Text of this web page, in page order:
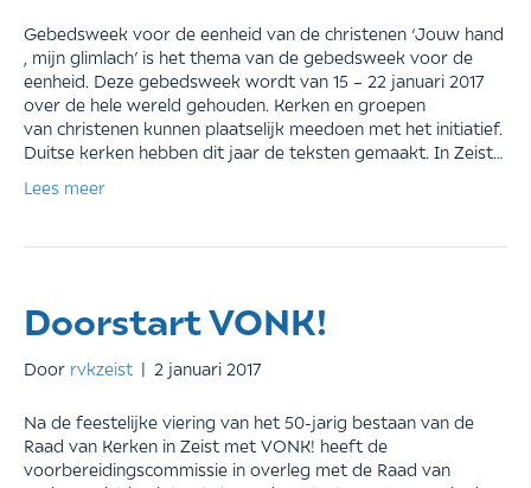
Gebedsweek voor de eenheid van de christenen ‘Jouw hand
, mijn glimlach’ is het thema van de gebedsweek voor de
eenheid. Deze gebedsweek wordt van 15 – 22 januari 2017
over de hele wereld gehouden. Kerken en groepen
van christenen kunnen plaatselijk meedoen met het initiatief.
Duitse kerken hebben dit jaar de teksten gemaakt. In Zeist…
Lees meer
Doorstart VONK!
Door rvkzeist | 2 januari 2017
Na de feestelijke viering van het 50-jarig bestaan van de
Raad van Kerken in Zeist met VONK! heeft de
voorbereidingscommissie in overleg met de Raad van